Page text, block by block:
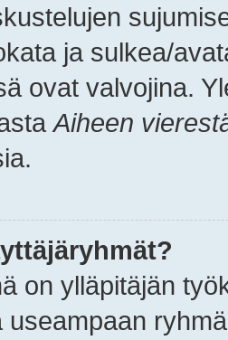
ja sulkea/
ovat valvojina.
Aiheen
on ylläpitäjän
useampaan